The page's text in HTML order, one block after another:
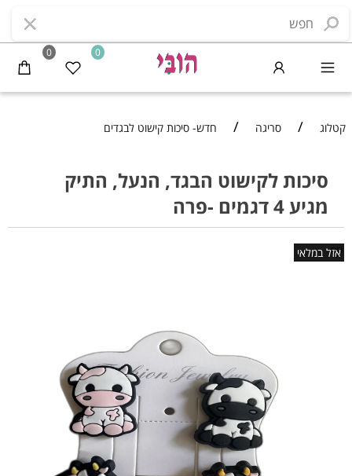
0 0
קטלוג / סריגה / חדש- סיכות קישוט לבגדים
סיכות לקישוט הבגד, הנעל, התיק
מגיע 4 דגמים -פרה
אזל במלאי